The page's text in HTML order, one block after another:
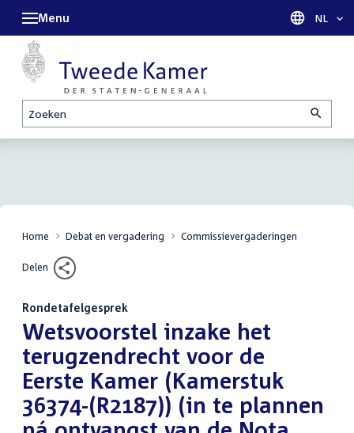
Zoeken
Menu Taal
NL
Home Debat en vergadering Commissievergaderingen
Delen
Rondetafelgesprek
:Wetsvoorstel inzake het
terugzendrecht voor de
Eerste Kamer (Kamerstuk
36374-(R2187)) (in te plannen